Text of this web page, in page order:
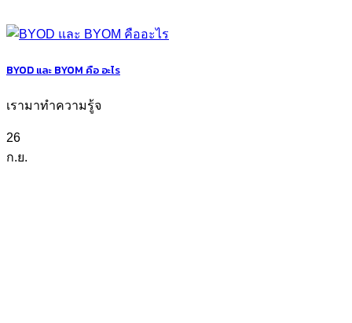
BYOD และ BYOM คือ อะไร
เรามาทำความรู้จ
26
ก.ย.